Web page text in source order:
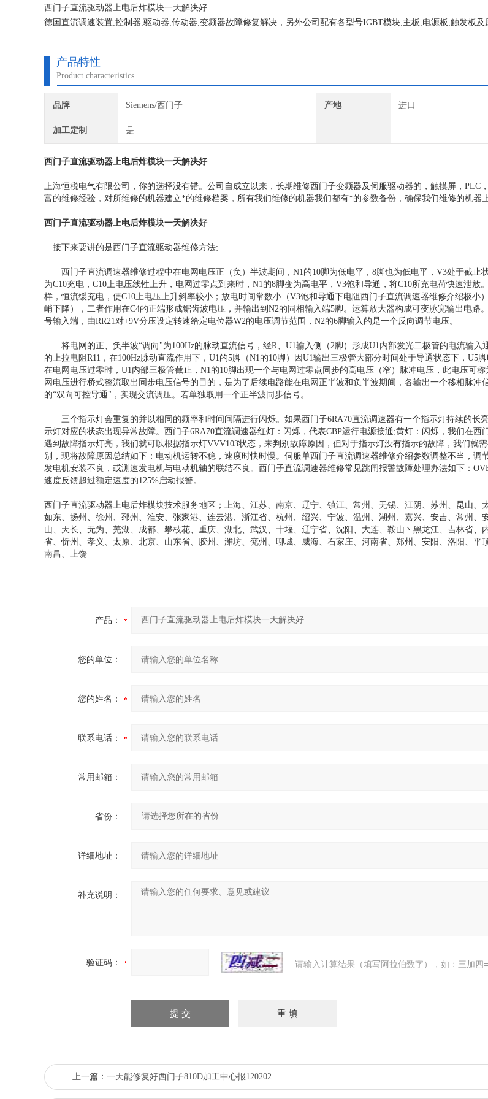
西门子直流驱动器上电后炸模块一天解决好
德国直流调速装置,控制器,驱动器,传动器,变频器故障修复解决，另外公司配有各型号IGBT模块,主板,电源板,触发板
产品特性
Product characteristics
品牌 Siemens/西门子 产地 进口
加工定制 是
西门子直流驱动器上电后炸模块一天解决好
上海恒税电气有限公司，你的选择没有错。公司自成立以来，长期维修西门子变频器及伺服驱动器的，触摸屏，PLC
富的维修经验，对所维修的机器建立*的维修档案，所有我们维修的机器我们都有*的参数备份，确保我们维修的机器
西门子直流驱动器上电后炸模块一天解决好
接下来要讲的是西门子直流驱动器维修方法;
西门子直流调速器维修过程中在电网电压正（负）半波期间，N1的10脚为低电平，8脚也为低电平，V3处于截止状
为C10充电，C10上电压线性上升，电网过零点到来时，N1的8脚变为高电平，V3饱和导通，将C10所充电荷快速泄放
样，恒流缓充电，使C10上电压上升斜率较小；放电时间常数小（V3饱和导通下电阻西门子直流调速器维修介绍极小
峭下降），二者作用在C4的正端形成锯齿波电压，并输出到N2的同相输入端5脚。运算放大器构成可变脉宽输出电路
号输入端，由RR21对+9V分压设定转速给定电位器W2的电压调节范围，N2的6脚输入的是一个反向调节电压。
将电网的正、负半波“调向"为100Hz的脉动直流信号，经R、U1输入侧（2脚）形成U1内部发光二极管的电流输入
的上拉电阻R11，在100Hz脉动直流作用下，U1的5脚（N1的10脚）因U1输出三极管大部分时间处于导通状态下，U5
在电网电压过零时，U1内部三极管截止，N1的10脚出现一个与电网过零点同步的高电压（窄）脉冲电压，此电压可
网电压进行桥式整流取出同步电压信号的目的，是为了后续电路能在电网正半波和负半波期间，各输出一个移相脉冲
的“双向可控导通"，实现交流调压。若单独取用一个正半波同步信号。
三个指示灯会重复的并以相同的频率和时间间隔进行闪烁。如果西门子6RA70直流调速器有一个指示灯持续的长
示灯对应的状态出现异常故障。西门子6RA70直流调速器红灯：闪烁，代表CBP运行电源接通;黄灯：闪烁，我们在西
遇到故障指示灯亮，我们就可以根据指示灯VVV103状态，来判别故障原因，但对于指示灯没有指示的故障，我们就
别，现将故障原因总结如下：电动机运转不稳，速度时快时慢。伺服单西门子直流调速器维修介绍参数调整不当，调
发电机安装不良，或测速发电机与电动机轴的联结不良。西门子直流调速器维修常见跳闸报警故障处理办法如下：
速度反馈超过额定速度的125%启动报警。
西门子直流驱动器上电后炸模块技术服务地区；上海、江苏、南京、辽宁、镇江、常州、无锡、江阴、苏州、昆山、
如东、扬州、徐州、邳州、淮安、张家港、连云港、浙江省、杭州、绍兴、宁波、温州、湖州、嘉兴、安吉、常州、
山、天长、无为、芜湖、成都、攀枝花、重庆、湖北、武汉、十堰、辽宁省、沈阳、大连、鞍山丶黑龙江、吉林省、
省、忻州、孝义、太原、北京、山东省、胶州、潍坊、兖州、聊城、威海、石家庄、河南省、郑州、安阳、洛阳、平
南昌、上饶
产品：
您的单位：
您的姓名：
联系电话：
常用邮箱：
省份：
详细地址：
补充说明：
验证码： 请输入计算结果（填写阿拉伯数字），如：三加四
上一篇： 一天能修复好西门子810D加工中心报120202